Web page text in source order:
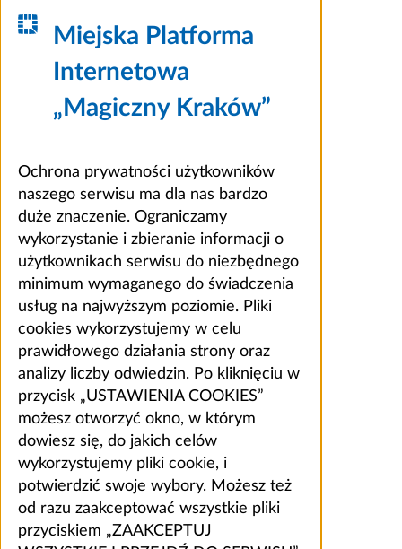
Miejska Platforma
Internetowa
„Magiczny Kraków”
Ochrona prywatności użytkowników
naszego serwisu ma dla nas bardzo
duże znaczenie. Ograniczamy
wykorzystanie i zbieranie informacji o
użytkownikach serwisu do niezbędnego
minimum wymaganego do świadczenia
usług na najwyższym poziomie. Pliki
cookies wykorzystujemy w celu
prawidłowego działania strony oraz
analizy liczby odwiedzin. Po kliknięciu w
przycisk „USTAWIENIA COOKIES”
możesz otworzyć okno, w którym
dowiesz się, do jakich celów
wykorzystujemy pliki cookie, i
potwierdzić swoje wybory. Możesz też
od razu zaakceptować wszystkie pliki
przyciskiem „ZAAKCEPTUJ